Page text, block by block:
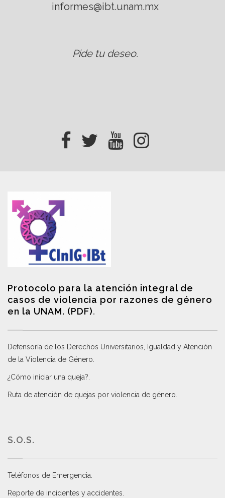
informes@ibt.unam.mx
Pide tu deseo.
Protocolo para la atención integral de
casos de violencia por razones de género
en la UNAM. (PDF).
Defensoría de los Derechos Universitarios, Igualdad y Atención
de la Violencia de Género
¿Cómo iniciar una queja?
Ruta de atención de quejas por violencia de género
S.O.S.
Teléfonos de Emergencia.
Reporte de incidentes y accidentes